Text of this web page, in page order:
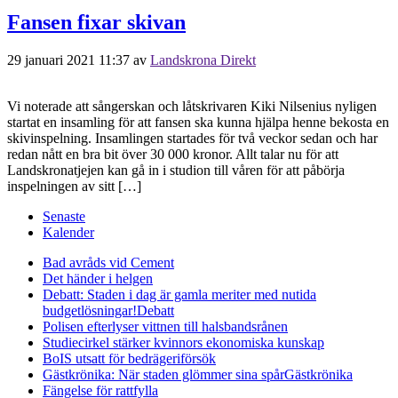
Fansen fixar skivan
29 januari 2021 11:37 av Landskrona Direkt
Vi noterade att sångerskan och låtskrivaren Kiki Nilsenius nyligen
startat en insamling för att fansen ska kunna hjälpa henne bekosta en
skivinspelning. Insamlingen startades för två veckor sedan och har
redan nått en bra bit över 30 000 kronor. Allt talar nu för att
Landskronatjejen kan gå in i studion till våren för att påbörja
inspelningen av sitt […]
Senaste
Kalender
Bad avråds vid Cement
Det händer i helgen
Debatt: Staden i dag är gamla meriter med nutida
budgetlösningar!Debatt
Polisen efterlyser vittnen till halsbandsrånen
Studiecirkel stärker kvinnors ekonomiska kunskap
BoIS utsatt för bedrägeriförsök
Gästkrönika: När staden glömmer sina spårGästkrönika
Fängelse för rattfylla